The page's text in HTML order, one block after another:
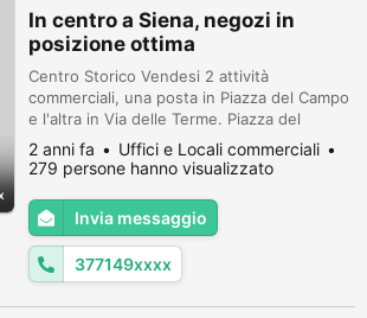
In centro a Siena, negozi in
posizione ottima
Centro Storico Vendesi 2 attività
commerciali, una posta in Piazza del Campo
e l'altra in Via delle Terme. Piazza del
Campo: attività commerciale di pelletteria
già avviata. Il locale in locazione 2015
ristrutturato e si sviluppa su due piani, con
il piano terra adibito a spazio espositivo e il
primo piano destinato a magazzino,
presenza di un bagno. Negozio...
2 anni fa
Uffici e Locali commerciali
279 persone hanno visualizzato
Invia messaggio
377149xxxx